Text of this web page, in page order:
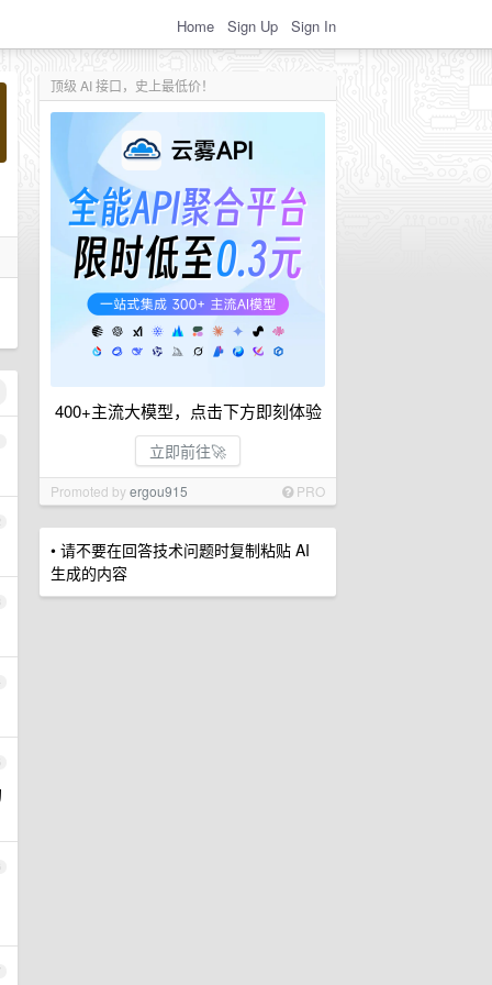
Home Sign Up Sign In
顶级 AI 接口，史上最低价！
400+主流大模型，点击下方即刻体验
立即前往🚀
Promoted byergou915 PRO
• 请不要在回答技术问题时复制粘贴 AI
生成的内容